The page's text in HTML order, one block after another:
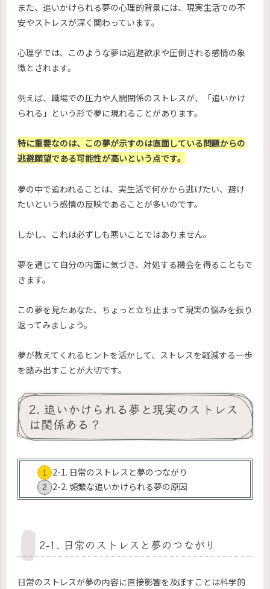
また、追いかけられる夢の心理的背景には、現実生活での不
安やストレスが深く関わっています。
心理学では、このような夢は逃避欲求や圧倒される感情の象
徴とされます。
例えば、職場での圧力や人間関係のストレスが、「追いかけ
られる」という形で夢に現れることがあります。
特に重要なのは、この夢が示すのは直面している問題からの
逃避願望である可能性が高いという点です。
夢の中で追われることは、実生活で何かから逃げたい、避け
たいという感情の反映であることが多いのです。
しかし、これは必ずしも悪いことではありません。
夢を通じて自分の内面に気づき、対処する機会を得ることもで
きます。
この夢を見たあなた、ちょっと立ち止まって現実の悩みを振り
返ってみましょう。
夢が教えてくれるヒントを活かして、ストレスを軽減する一歩
を踏み出すことが大切です。
2. 追いかけられる夢と現実のストレス
は関係ある？
2-1. 日常のストレスと夢のつながり
2-2. 頻繁な追いかけられる夢の原因
2-1. 日常のストレスと夢のつながり
日常のストレスが夢の内容に直接影響を及ぼすことは科学的